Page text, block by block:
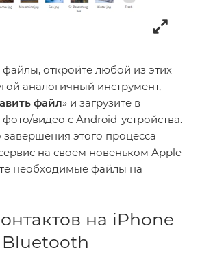
откройте любой из этих
аналогичный инструмент,
файл» и загрузите в
видео с Android-устройства.
этого процесса
на своем новеньком Apple
необходимые файлы на
на iPhone